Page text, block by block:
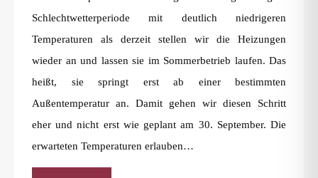
Schlechtwetterperiode mit deutlich niedrigeren
Temperaturen als derzeit stellen wir die Heizungen
wieder an und lassen sie im Sommerbetrieb laufen. Das
heißt, sie springt erst ab einer bestimmten
Außentemperatur an. Damit gehen wir diesen Schritt
eher und nicht erst wie geplant am 30. September. Die
erwarteten Temperaturen erlauben…